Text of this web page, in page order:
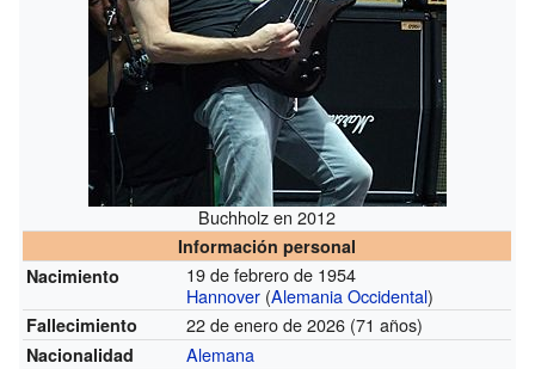
Buchholz en 2012
Información personal
Nacimiento
19 de febrero de 1954
Hannover (Alemania Occidental)
Fallecimiento 22 de enero de 2026 (71 años)
Nacionalidad Alemana